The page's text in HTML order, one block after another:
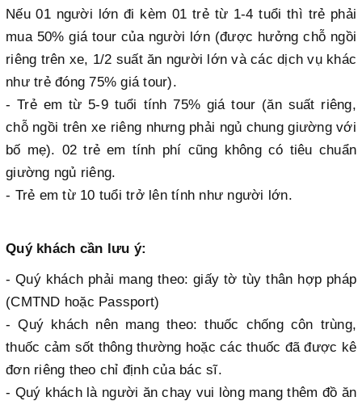
Nếu 01 người lớn đi kèm 01 trẻ từ 1-4 tuổi thì trẻ phải
mua 50% giá tour của người lớn (được hưởng chỗ ngồi
riêng trên xe, 1/2 suất ăn người lớn và các dịch vụ khác
như trẻ đóng 75% giá tour).
- Trẻ em từ 5-9 tuổi tính 75% giá tour (ăn suất riêng,
chỗ ngồi trên xe riêng nhưng phải ngủ chung giường với
bố mẹ). 02 trẻ em tính phí cũng không có tiêu chuẩn
giường ngủ riêng.
- Trẻ em từ 10 tuổi trở lên tính như người lớn.
Quý khách cần lưu ý:
- Quý khách phải mang theo: giấy tờ tùy thân hợp pháp
(CMTND hoặc Passport)
- Quý khách nên mang theo: thuốc chống côn trùng,
thuốc cảm sốt thông thường hoặc các thuốc đã được kê
đơn riêng theo chỉ định của bác sĩ.
- Quý khách là người ăn chay vui lòng mang thêm đồ ăn